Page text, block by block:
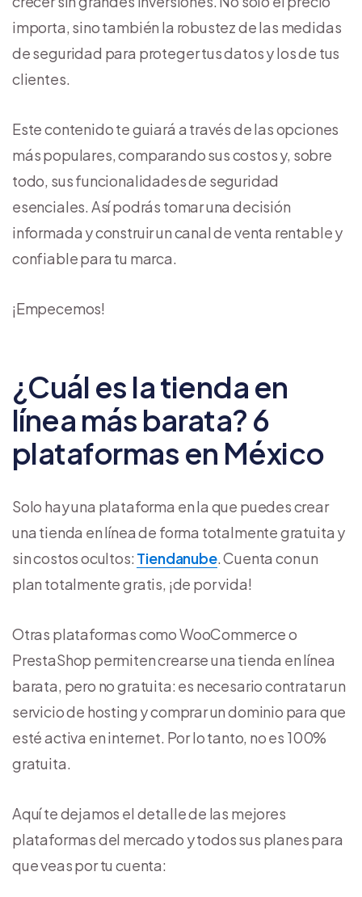
importa, sino también la robustez de las medidas
de seguridad para proteger tus datos y los de tus
clientes.
Este contenido te guiará a través de las opciones
más populares, comparando sus costos y, sobre
todo, sus funcionalidades de seguridad
esenciales. Así podrás tomar una decisión
informada y construir un canal de venta rentable y
confiable para tu marca.
¡Empecemos!
¿Cuál es la tienda en
línea más barata? 6
plataformas en México
Solo hay una plataforma en la que puedes crear
una tienda en línea de forma totalmente gratuita y
sin costos ocultos: Tiendanube. Cuenta con un
plan totalmente gratis, ¡de por vida!
Otras plataformas como WooCommerce o
PrestaShop permiten crearse una tienda en línea
barata, pero no gratuita: es necesario contratar un
servicio de hosting y comprar un dominio para que
esté activa en internet. Por lo tanto, no es 100%
gratuita.
Aquí te dejamos el detalle de las mejores
plataformas del mercado y todos sus planes para
que veas por tu cuenta: